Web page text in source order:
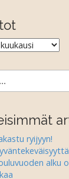
ryijyyn!
alku